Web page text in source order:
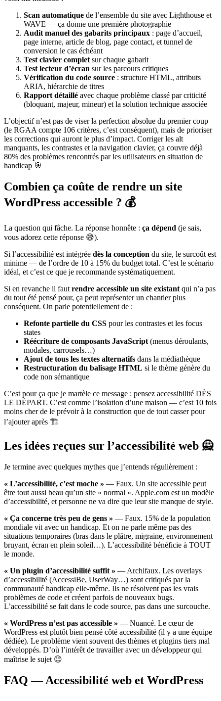
Scan automatique de l’ensemble du site avec Lighthouse et
WAVE — ça donne une première photographie
Audit manuel des gabarits principaux : page d’accueil,
page interne, article de blog, page contact, et tunnel de
conversion le cas échéant
Test clavier complet sur chaque gabarit
Test lecteur d’écran sur les parcours critiques
Vérification du code source : structure HTML, attributs
ARIA, hiérarchie de titres
Rapport détaillé avec chaque problème classé par criticité
(bloquant, majeur, mineur) et la solution technique associée
L’objectif n’est pas de viser la perfection absolue du premier coup
(le RGAA compte 106 critères, c’est conséquent), mais de prioriser
les corrections qui auront le plus d’impact. Corriger les alt
manquants, les contrastes et la navigation clavier, ça couvre déjà
80% des problèmes rencontrés par les utilisateurs en situation de
handicap 🎯
Combien ça coûte de rendre un site
WordPress accessible ? 💰
La question qui fâche. La réponse honnête : ça dépend (je sais,
vous adorez cette réponse 😅).
Si l’accessibilité est intégrée dès la conception du site, le surcoût est
minime — de l’ordre de 10 à 15% du budget total. C’est le scénario
idéal, et c’est ce que je recommande systématiquement.
Si en revanche il faut rendre accessible un site existant qui n’a pas
du tout été pensé pour, ça peut représenter un chantier plus
conséquent. On parle potentiellement de :
Refonte partielle du CSS pour les contrastes et les focus
states
Réécriture de composants JavaScript (menus déroulants,
modales, carrousels…)
Ajout de tous les textes alternatifs dans la médiathèque
Restructuration du balisage HTML si le thème génère du
code non sémantique
C’est pour ça que je martèle ce message : pensez accessibilité DÈS
LE DÉPART. C’est comme l’isolation d’une maison — c’est 10 fois
moins cher de le prévoir à la construction que de tout casser pour
l’ajouter après 🏗️
Les idées reçues sur l’accessibilité web 🙅
Je termine avec quelques mythes que j’entends régulièrement :
« L’accessibilité, c’est moche » — Faux. Un site accessible peut
être tout aussi beau qu’un site « normal ». Apple.com est un modèle
d’accessibilité, et personne ne va dire que leur site manque de style.
« Ça concerne très peu de gens » — Faux. 15% de la population
mondiale vit avec un handicap. Et on ne parle même pas des
situations temporaires (bras dans le plâtre, migraine, environnement
bruyant, écran en plein soleil…). L’accessibilité bénéficie à TOUT
le monde.
« Un plugin d’accessibilité suffit » — Archifaux. Les overlays
d’accessibilité (AccessiBe, UserWay…) sont critiqués par la
communauté handicap elle-même. Ils ne résolvent pas les vrais
problèmes de code et créent parfois de nouveaux bugs.
L’accessibilité se fait dans le code source, pas dans une surcouche.
« WordPress n’est pas accessible » — Nuancé. Le cœur de
WordPress est plutôt bien pensé côté accessibilité (il y a une équipe
dédiée). Le problème vient souvent des thèmes et plugins tiers mal
développés. D’où l’intérêt de travailler avec un développeur qui
maîtrise le sujet 😉
FAQ — Accessibilité web et WordPress